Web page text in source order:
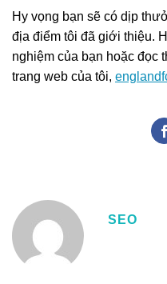
Hy vọng bạn sẽ có dịp
địa điểm tôi đã giới thiệu.
nghiệm của bạn hoặc đọc
trang web của tôi,
SEO